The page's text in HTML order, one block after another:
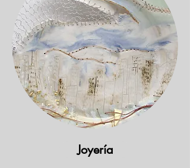
Joyería